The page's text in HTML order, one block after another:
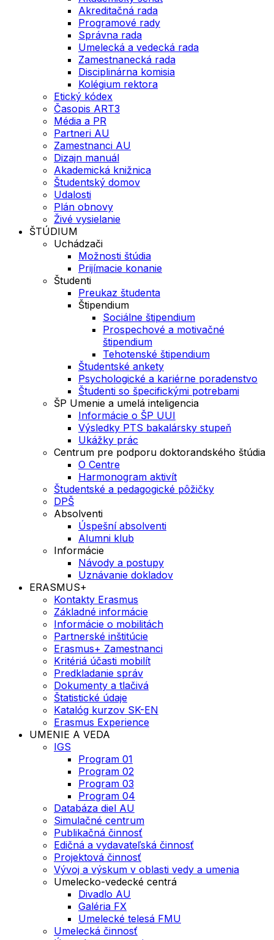
Akreditačná rada
Programové rady
Správna rada
Umelecká a vedecká rada
Zamestnanecká rada
Disciplinárna komisia
Kolégium rektora
Etický kódex
Časopis ART3
Média a PR
Partneri AU
Zamestnanci AU
Dizajn manuál
Akademická knižnica
Študentský domov
Udalosti
Plán obnovy
Živé vysielanie
ŠTÚDIUM
Uchádzači
Možnosti štúdia
Prijímacie konanie
Študenti
Preukaz študenta
Štipendium
Sociálne štipendium
Prospechové a motivačné
štipendium
Tehotenské štipendium
Študentské ankety
Psychologické a kariérne poradenstvo
Študenti so špecifickými potrebami
ŠP Umenie a umelá inteligencia
Informácie o ŠP UUI
Výsledky PTS bakalársky stupeň
Ukážky prác
Centrum pre podporu doktorandského štúdia
O Centre
Harmonogram aktivít
Študentské a pedagogické pôžičky
DPŠ
Absolventi
Úspešní absolventi
Alumni klub
Informácie
Návody a postupy
Uznávanie dokladov
ERASMUS+
Kontakty Erasmus
Základné informácie
Informácie o mobilitách
Partnerské inštitúcie
Erasmus+ Zamestnanci
Kritériá účasti mobilít
Predkladanie správ
Dokumenty a tlačivá
Štatistické údaje
Katalóg kurzov SK-EN
Erasmus Experience
UMENIE A VEDA
IGS
Program 01
Program 02
Program 03
Program 04
Databáza diel AU
Simulačné centrum
Publikačná činnosť
Edičná a vydavateľská činnosť
Projektová činnosť
Vývoj a výskum v oblasti vedy a umenia
Umelecko-vedecké centrá
Divadlo AU
Galéria FX
Umelecké telesá FMU
Umelecká činnosť